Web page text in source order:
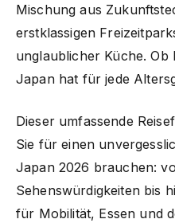
Mischung aus
erstklassigen
unglaublicher Küche. Ob
Japan hat für jede
Dieser umfassende
Sie für einen
Japan 2026 brauchen:
Sehenswürdigkeiten bis
für Mobilität, Essen und